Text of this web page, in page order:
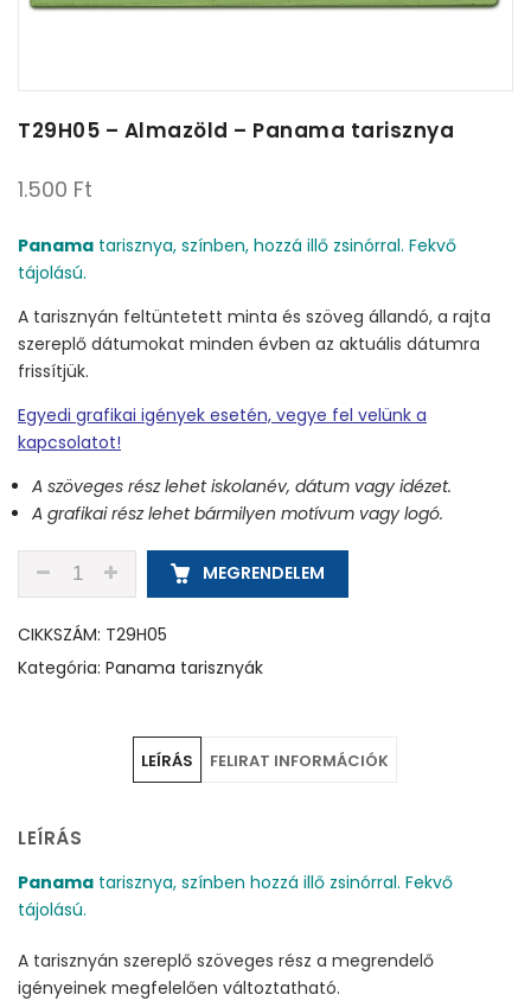
T29H05 – Almazöld – Panama tarisznya
1.500 Ft
Panama tarisznya, színben, hozzá illő zsinórral. Fekvő
tájolású.
A tarisznyán feltüntetett minta és szöveg állandó, a rajta
szereplő dátumokat minden évben az aktuális dátumra
frissítjük.
Egyedi grafikai igények esetén, vegye fel velünk a
kapcsolatot!
A szöveges rész lehet iskolanév, dátum vagy idézet.
A grafikai rész lehet bármilyen motívum vagy logó.
T29H05 - ALMAZÖLD - PANAMA TARISZNYA
MEGRENDELEM
CIKKSZÁM: T29H05
Kategória: Panama tarisznyák
LEÍRÁS FELIRAT INFORMÁCIÓK
LEÍRÁS
Panama tarisznya, színben hozzá illő zsinórral. Fekvő
tájolású.
A tarisznyán szereplő szöveges rész a megrendelő
igényeinek megfelelően változtatható.